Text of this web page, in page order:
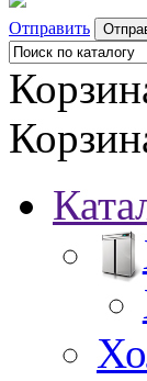
Отправить